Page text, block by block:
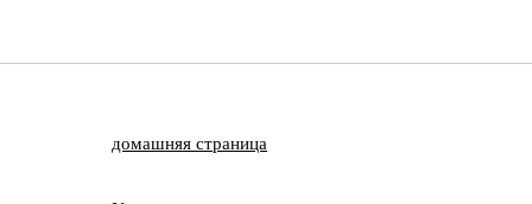
домашняя страница